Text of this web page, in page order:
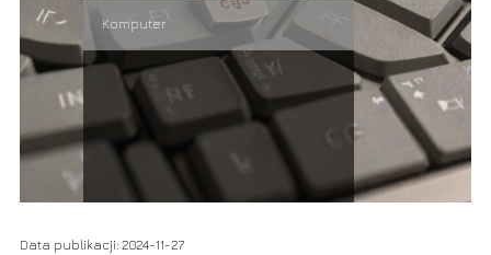
Komputer
Data publikacji: 2024-11-27